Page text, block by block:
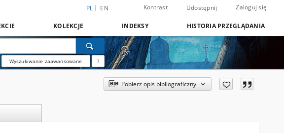
PL EN Kontrast Udostępnij Zaloguj się
KOLEKCJE INDEKSY HISTORIA PRZEGLĄDANIA
Wyszukiwanie zaawansowane ?
Pobierz opis bibliograficzny